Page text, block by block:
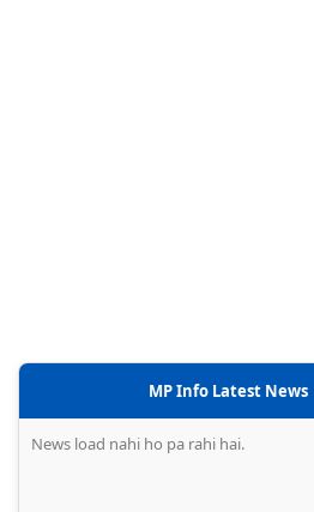
MP Info Latest News
News load nahi ho pa rahi hai.